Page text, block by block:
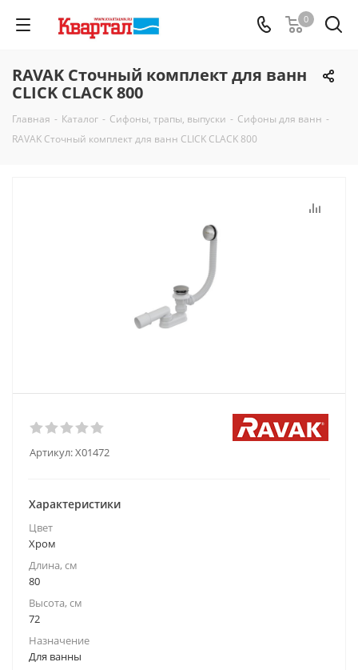
0
RAVAK Сточный комплект для ванн
CLICK CLACK 800
Главная - Каталог - Сифоны, трапы, выпуски - Сифоны для ванн -
RAVAK Сточный комплект для ванн CLICK CLACK 800
Артикул:X01472
Характеристики
Цвет
Хром
Длина, см
80
Высота, см
72
Назначение
Для ванны